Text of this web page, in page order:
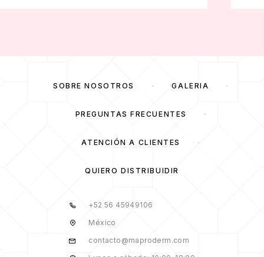
SOBRE NOSOTROS GALERÍA
PREGUNTAS FRECUENTES
ATENCIÓN A CLIENTES
QUIERO DISTRIBUIDIR
+52 56 45949106
México
contacto@maproderm.com